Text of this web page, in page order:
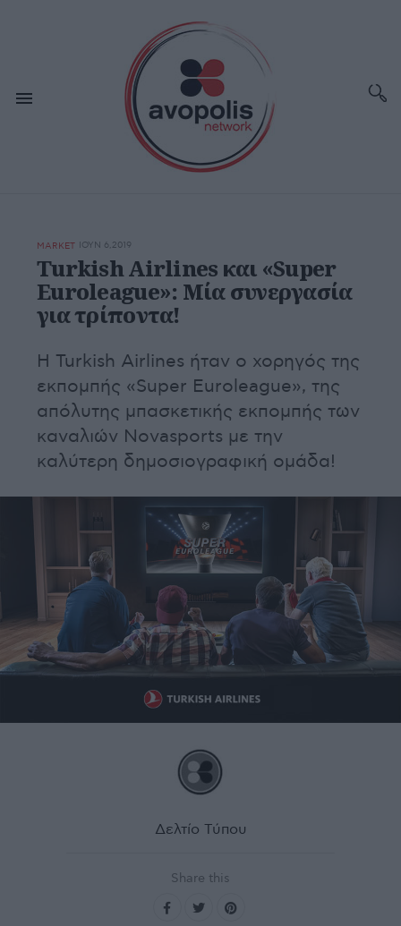
MARKET ΙΟΥΝ 6,2019
Turkish Airlines και «Super
Euroleague»: Μία συνεργασία
για τρίποντα!
Η Turkish Airlines ήταν ο χορηγός της
εκπομπής «Super Euroleague», της
απόλυτης μπασκετικής εκπομπής των
καναλιών Novasports με την
καλύτερη δημoσιογραφική ομάδα!
Δελτίο Τύπου
Share this